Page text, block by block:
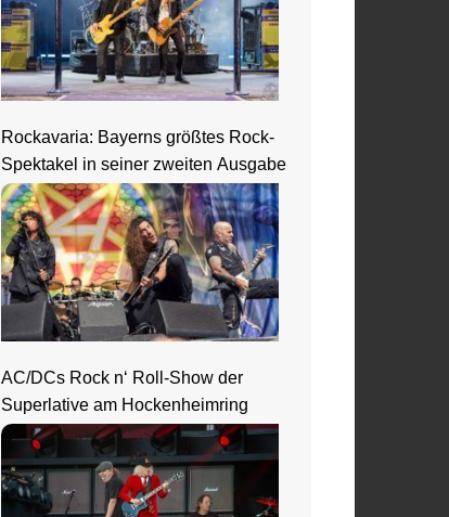
Rockavaria: Bayerns größtes Rock-
Spektakel in seiner zweiten Ausgabe
AC/DCs Rock n‘ Roll-Show der
Superlative am Hockenheimring